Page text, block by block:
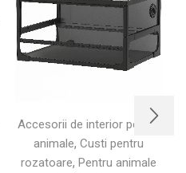
Accesorii de interior pentru
animale, Custi pentru
rozatoare, Pentru animale